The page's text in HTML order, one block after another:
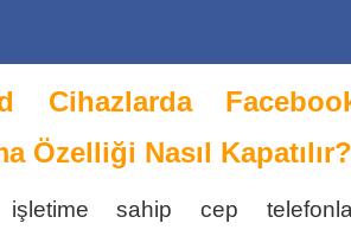
Cihazlarda
Özelliği Nasıl Kapatılır?
işletime sahip cep